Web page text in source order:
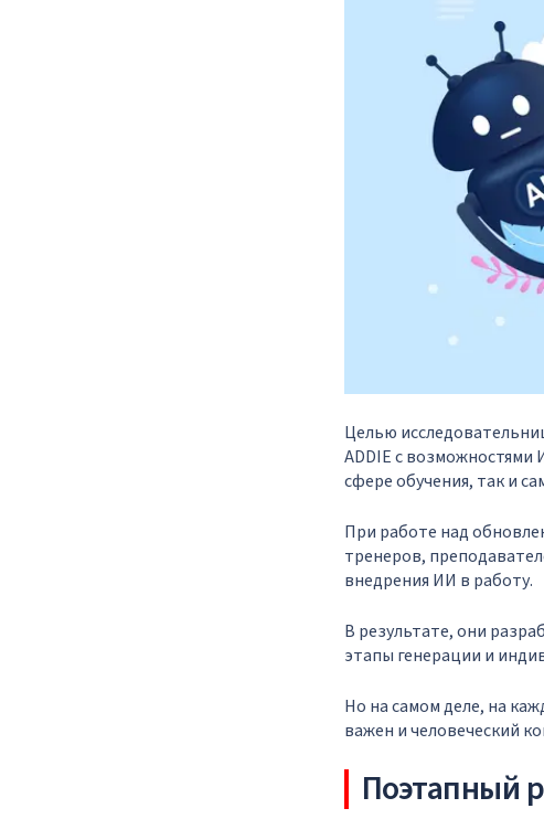
Целью
ADDIE c возможностями
сфере обучения, так и
При работе над
тренеров,
внедрения ИИ в работу.
В результате, они
этапы генерации и
Но на самом деле, на
важен и человеческий
Поэтапный